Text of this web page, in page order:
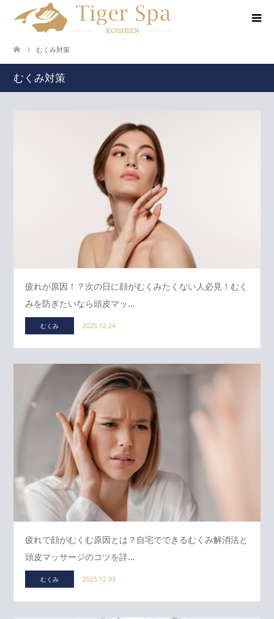
むくみ対策
むくみ対策
疲れが原因！？次の日に顔がむくみたくない人必見！むく
みを防ぎたいなら頭皮マッ…
むくみ 2025.12.24
疲れで顔がむくむ原因とは？自宅でできるむくみ解消法と
頭皮マッサージのコツを詳…
むくみ 2025.12.03